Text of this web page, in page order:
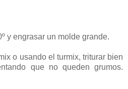
y engrasar un molde grande.
o usando el turmix, triturar bien
que no queden grumos.